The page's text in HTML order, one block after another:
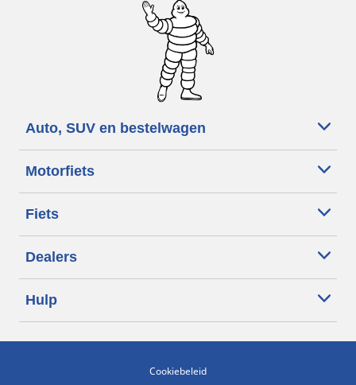
Auto, SUV en bestelwagen
Motorfiets
Fiets
Dealers
Hulp
Cookiebeleid